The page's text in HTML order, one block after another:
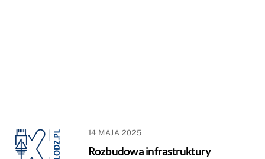
14 MAJA 2025
Rozbudowa infrastruktury